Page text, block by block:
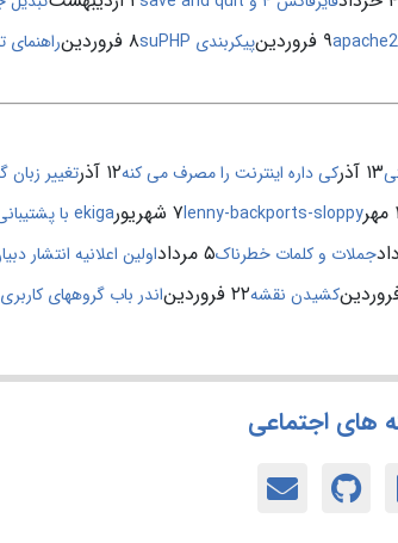
۹ فروردین پیکربندی suPHP ۸ فروردین راهنمای
۱۳ آذر کی داره اینترنت را مصرف می کنه۱۲ آذر تغییر زبان
lenny-backports-sloppy۷ شهریور ekiga با پشتیبانی از G729
جملات و کلمات خطرناک۵ مرداد اولین اعلانیه انتشار
کشیدن نقشه۲۲ فروردین اندر باب گروههای کاربری
های اجتماعی